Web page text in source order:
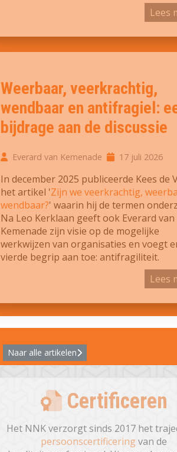
Lees
Weerbaar, veerkrachtig,
wendbaar en antifragiel:
bijdrage aan de discussie
Everard van Kemenade 17 juli 2026
In december 2025 publiceerde Kees de
het artikel 'Zijn we veerkrachtig,
wendbaar?' waarin hij de termen
Na Leo Kerklaan geeft ook Everard van
Kemenade zijn visie op de mogelijke
werkwijzen van organisaties en voegt
vierde begrip aan toe: antifragiliteit.
Lees
Naar alle artikelen
Certificeren
Het NNK verzorgt sinds 2017 het
persoonscertificering van de